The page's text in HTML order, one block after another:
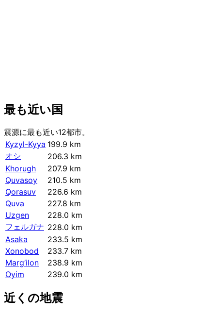
最も近い国
震源に最も近い12都市。
Kyzyl-Kyya 199.9 km
オシ
206.3 km
Khorugh
207.9 km
Quvasoy
210.5 km
Qorasuv
226.6 km
Quva
227.8 km
Uzgen
228.0 km
フェルガナ 228.0 km
Asaka
233.5 km
Xonobod
233.7 km
Marg‘ilon
238.9 km
Oyim
239.0 km
近くの地震